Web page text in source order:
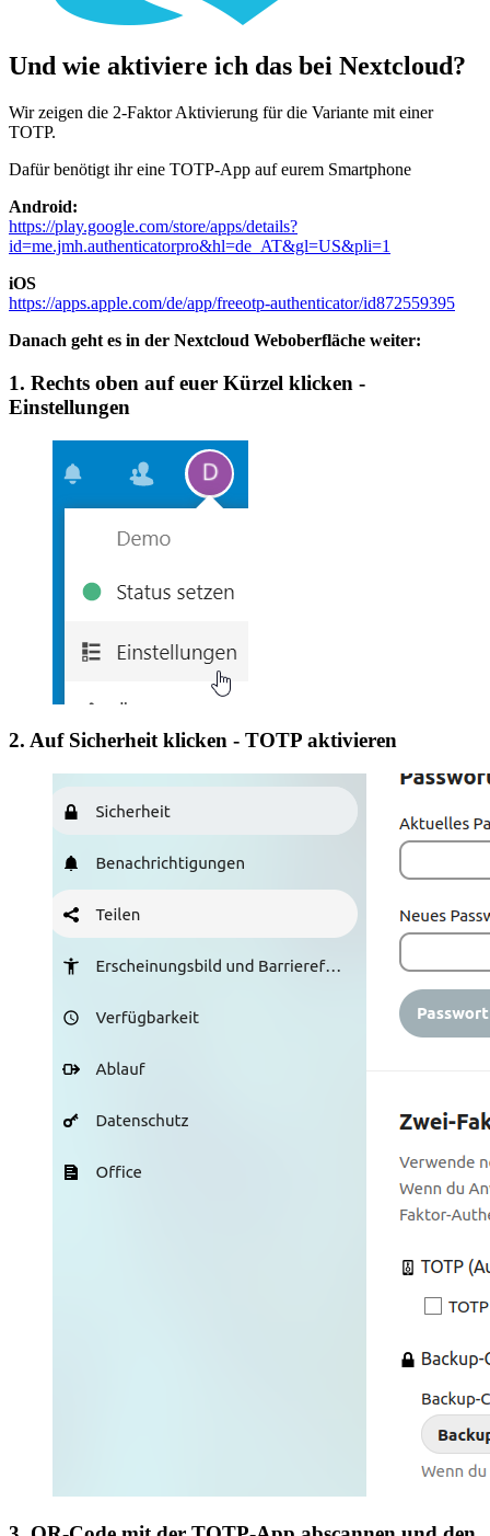
Und wie aktiviere ich das bei Nextcloud?
Wir zeigen die 2-Faktor Aktivierung für die Variante mit einer
TOTP.
Dafür benötigt ihr eine TOTP-App auf eurem Smartphone
Android:
https://play.google.com/store/apps/details?
id=me.jmh.authenticatorpro&hl=de_AT&gl=US&pli=1
iOS
https://apps.apple.com/de/app/freeotp-authenticator/id872559395
Danach geht es in der Nextcloud Weboberfläche weiter:
1. Rechts oben auf euer Kürzel klicken -
Einstellungen
2. Auf Sicherheit klicken - TOTP aktivieren